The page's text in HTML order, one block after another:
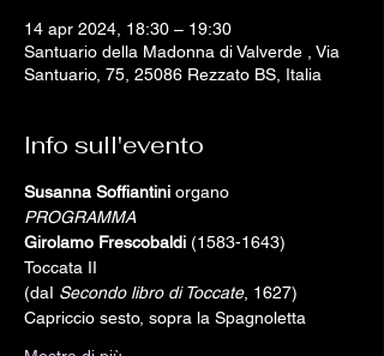
14 apr 2024, 18:30 – 19:30
Santuario della Madonna di Valverde , Via
Santuario, 75, 25086 Rezzato BS, Italia
Info sull'evento
Susanna Soffiantini organo
PROGRAMMA
Girolamo Frescobaldi (1583-1643)
Toccata II
(daI Secondo libro di Toccate, 1627)
Capriccio sesto, sopra la Spagnoletta